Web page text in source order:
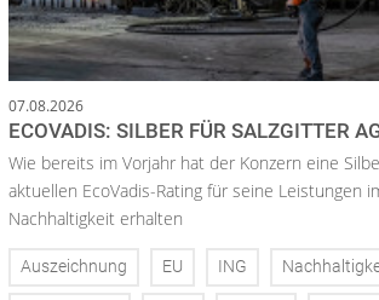
07.08.2026
ECOVADIS: SILBER FÜR SALZGITTER
Wie bereits im Vorjahr hat der Konzern eine
aktuellen EcoVadis-Rating für seine Leistungen
Nachhaltigkeit erhalten
Auszeichnung EU ING